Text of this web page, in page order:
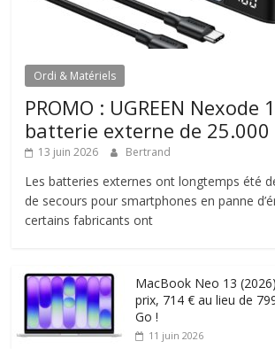
Ordi & Matériels
PROMO : UGREEN Nexode
batterie externe de 25.000
13 juin 2026 Bertrand
Les batteries externes ont longtemps été
de secours pour smartphones en panne
certains fabricants ont
MacBook Neo 13
prix, 714 € au lieu de
Go !
11 juin 2026